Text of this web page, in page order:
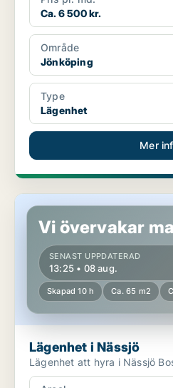
Ca. 6 500 kr.
Område
Jönköping
Type
Lägenhet
Mer
Lägenhet i Nässjö
Vi övervakar
SENAST UPPDATERAD
13:25 • 08 aug.
Skapad 10 h Ca. 65 m2
Lägenhet i Nässjö